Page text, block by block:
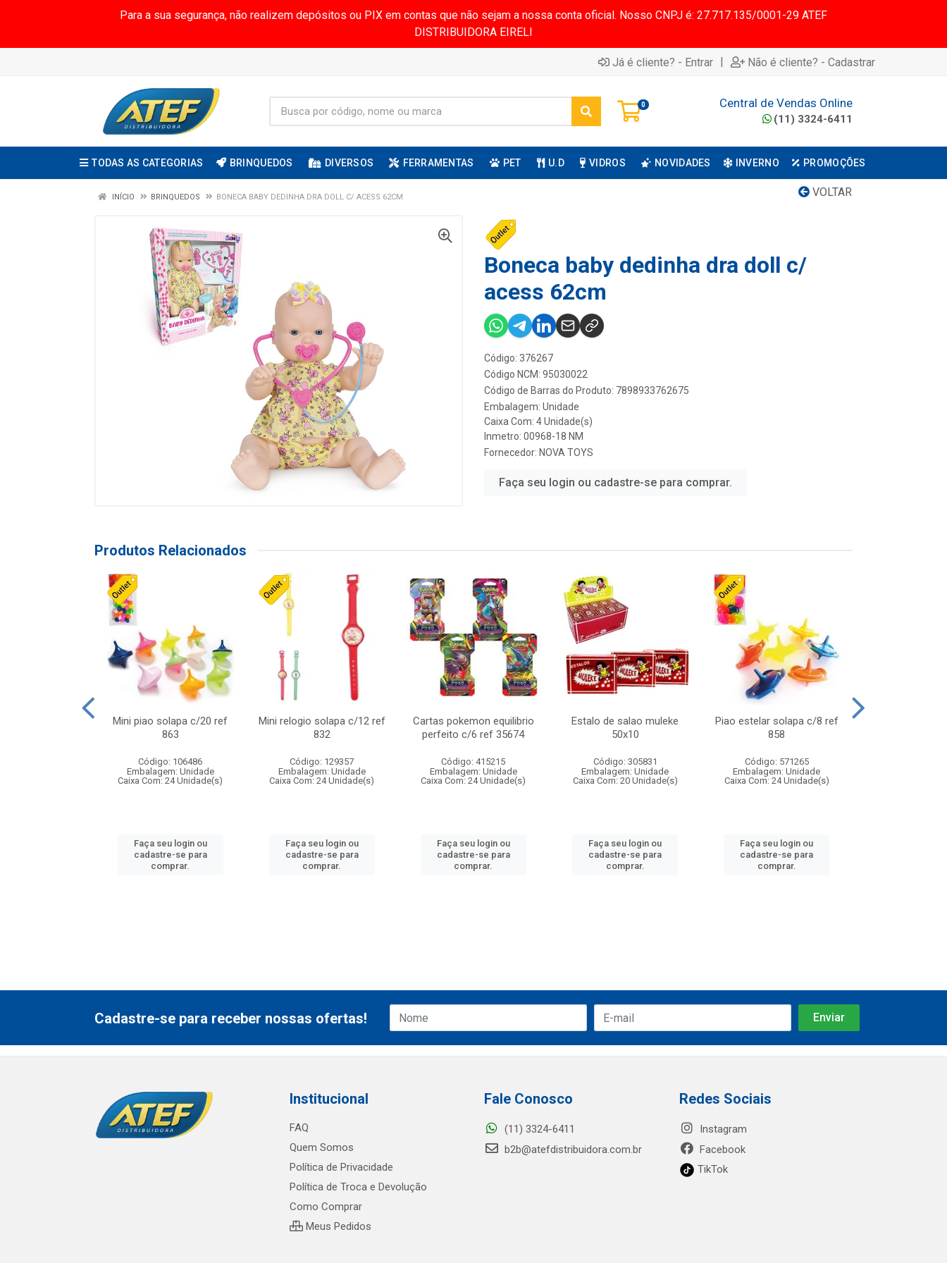
Para a sua segurança, não realizem depósitos ou PIX em contas que não sejam a nossa conta oficial. Nosso CNPJ é: 27.717.135/0001-29 ATEF
DISTRIBUIDORA EIRELI
Já é cliente? - Entrar | Não é cliente? - Cadastrar
0 Central de Vendas Online
(11) 3324-6411
TODAS AS CATEGORIAS BRINQUEDOS DIVERSOS FERRAMENTAS PET U.D VIDROS NOVIDADES INVERNO PROMOÇÕES
VOLTAR
INÍCIO BRINQUEDOS BONECA BABY DEDINHA DRA DOLL C/ ACESS 62CM
Boneca baby dedinha dra doll c/
acess 62cm
Código: 376267
Código NCM: 95030022
Código de Barras do Produto: 7898933762675
Embalagem: Unidade
Caixa Com: 4 Unidade(s)
Inmetro: 00968-18 NM
Fornecedor: NOVA TOYS
Faça seu login ou cadastre-se para comprar.
Produtos Relacionados
Mini piao solapa c/20 ref
863
Código: 106486
Embalagem: Unidade
Caixa Com: 24 Unidade(s)
Faça seu login ou
cadastre-se para
comprar.
Mini relogio solapa c/12 ref
832
Código: 129357
Embalagem: Unidade
Caixa Com: 24 Unidade(s)
Faça seu login ou
cadastre-se para
comprar.
Cartas pokemon equilibrio
perfeito c/6 ref 35674
Código: 415215
Embalagem: Unidade
Caixa Com: 24 Unidade(s)
Faça seu login ou
cadastre-se para
comprar.
Estalo de salao muleke
50x10
Código: 305831
Embalagem: Unidade
Caixa Com: 20 Unidade(s)
Faça seu login ou
cadastre-se para
comprar.
Piao estelar solapa c/8 ref
858
Código: 571265
Embalagem: Unidade
Caixa Com: 24 Unidade(s)
Faça seu login ou
cadastre-se para
comprar.
Cadastre-se para receber nossas ofertas!
Institucional
FAQ
Quem Somos
Política de Privacidade
Política de Troca e Devolução
Como Comprar
Meus Pedidos
Fale Conosco
(11) 3324-6411
b2b@atefdistribuidora.com.br
Redes Sociais
Instagram
Facebook
TikTok